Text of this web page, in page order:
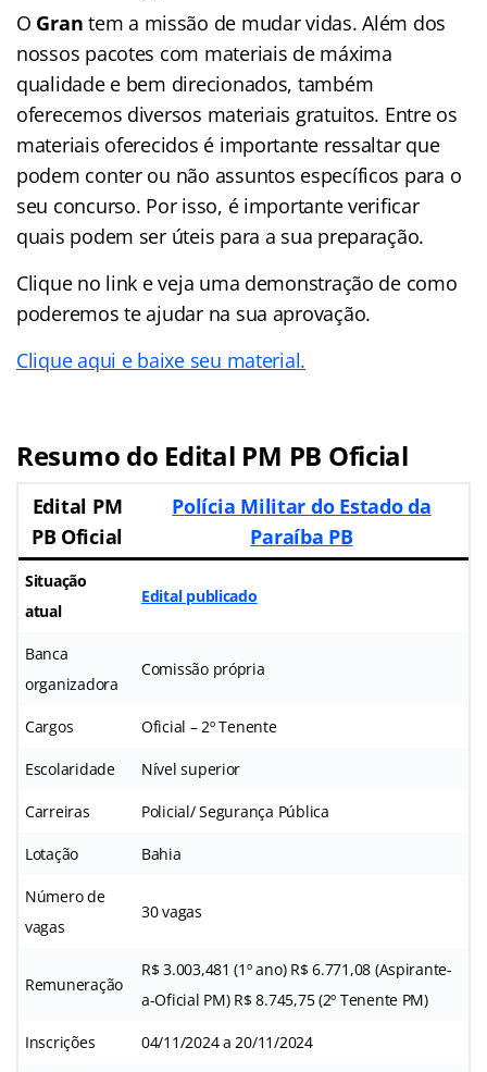
O Grantem a missão de mudar vidas. Além dos
nossos pacotes com materiais de máxima
qualidade e bem direcionados, também
oferecemos diversos materiais gratuitos. Entre os
materiais oferecidos é importante ressaltar que
podem conter ou não assuntos específicos para o
seu concurso. Por isso, é importante verificar
quais podem ser úteis para a sua preparação.
Clique no link e veja uma demonstração de como
poderemos te ajudar na sua aprovação.
Clique aqui e baixe seu material.
Resumo do Edital PM PB Oficial
Edital PM
PB Oficial
Polícia Militar do Estado da
Paraíba PB
Situação
atual
Edital publicado
Banca
organizadora
Comissão própria
Cargos Oficial – 2º Tenente
Escolaridade Nível superior
Carreiras Policial/ Segurança Pública
Lotação Bahia
Número de
vagas
30 vagas
Remuneração
R$ 3.003,481 (1º ano) R$ 6.771,08 (Aspirante-
a-Oficial PM) R$ 8.745,75 (2º Tenente PM)
Inscrições 04/11/2024 a 20/11/2024